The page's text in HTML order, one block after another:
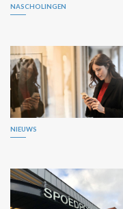
NASCHOLINGEN
NIEUWS